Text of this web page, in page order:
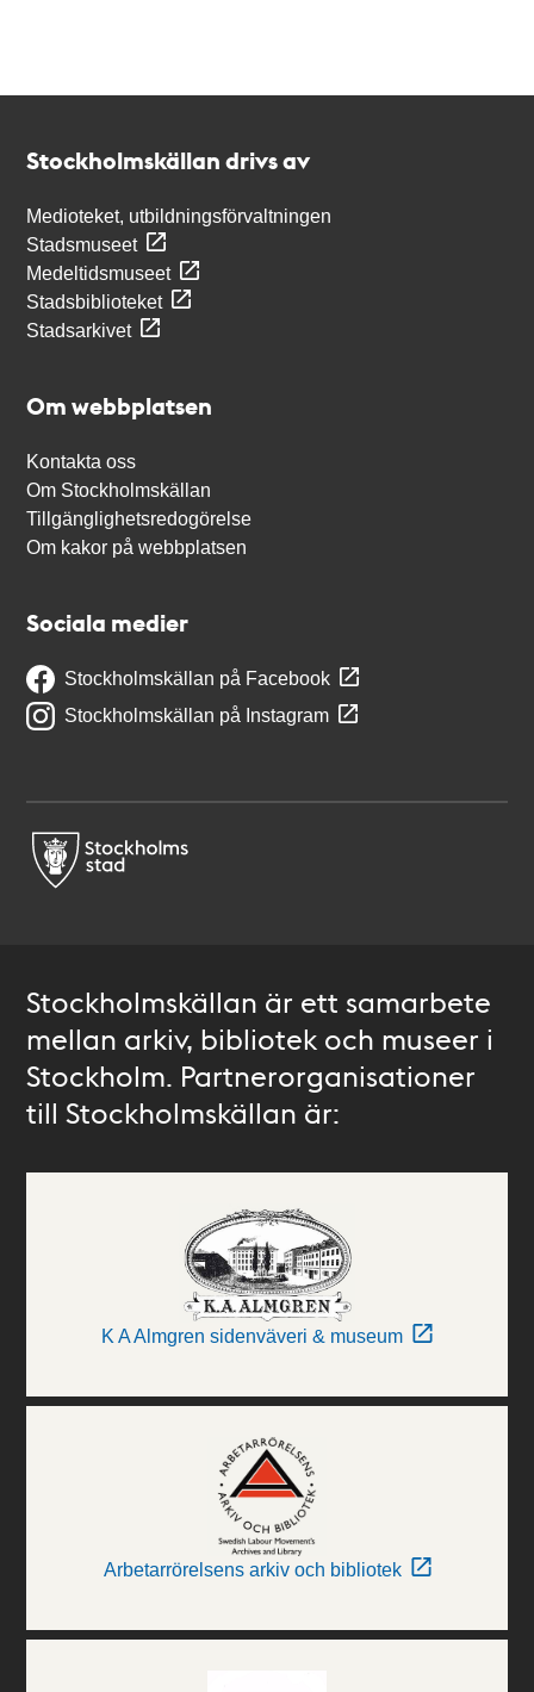
Stockholmskällan drivs av
Medioteket, utbildningsförvaltningen
Stadsmuseet
Medeltidsmuseet
Stadsbiblioteket
Stadsarkivet
Om webbplatsen
Kontakta oss
Om Stockholmskällan
Tillgänglighetsredogörelse
Om kakor på webbplatsen
Sociala medier
Stockholmskällan på Facebook
Stockholmskällan på Instagram
Stockholmskällan är ett samarbete
mellan arkiv, bibliotek och museer i
Stockholm. Partnerorganisationer
till Stockholmskällan är:
K A Almgren sidenväveri & museum
Arbetarrörelsens arkiv och bibliotek